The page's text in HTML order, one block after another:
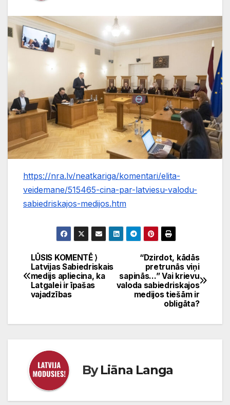
https://nra.lv/neatkariga/komentari/elita-
veidemane/515465-cina-par-latviesu-valodu-
sabiedriskajos-medijos.htm
Ziņu
izvēlne
“Dzirdot, kādās
pretrunās viņi
sapinās…” Vai krievu
valoda sabiedriskajos
medijos tiešām ir
obligāta?
LŪSIS KOMENTĒ ⟩
Latvijas Sabiedriskais
medijs apliecina, ka
Latgalei ir īpašas
vajadzības
ByLiāna Langa